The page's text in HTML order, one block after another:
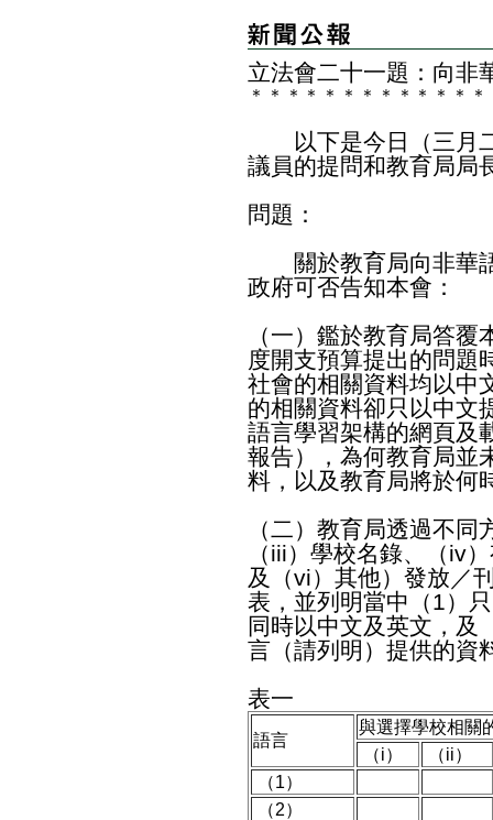
立法會二十一題：向非
＊ ＊ ＊ ＊ ＊ ＊ ＊ ＊ ＊ ＊ ＊ ＊ ＊
以下是今日（三月二
議員的提問和教育局局
問題：
關於教育局向非華語
政府可否告知本會：
（一）鑑於教育局答
度開支預算提出的問題
社會的相關資料均以中
的相關資料卻只以中文
語言學習架構的網頁及
報告），為何教育局並
料，以及教育局將於何
（二）教育局透過不
（iii）學校名錄、（iv
及（vi）其他）發放／
表，並列明當中（1）
同時以中文及英文，及
言（請列明）提供的資
表一
語言
與選擇學校相關
（i）
（ii）
（1）
（2）